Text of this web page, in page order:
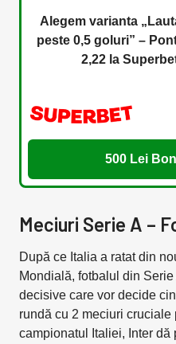
Alegem varianta
peste 0,5 goluri” –
2,22 la
500 Lei
Meciuri Serie A –
După ce Italia a ratat din
Mondială, fotbalul din
decisive care vor decide
rundă cu 2 meciuri
campionatul Italiei, Inter dă